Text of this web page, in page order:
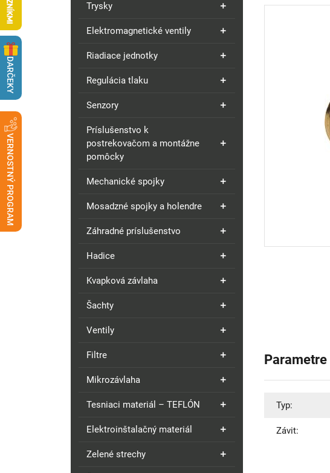
Trysky
Elektromagnetické ventily
Riadiace jednotky
Regulácia tlaku
Senzory
Príslušenstvo k
postrekovačom a montážne
pomôcky
Mechanické spojky
Mosadzné spojky a holendre
Záhradné príslušenstvo
Hadice
Kvapková závlaha
Šachty
Ventily
Filtre
Mikrozávlaha
Tesniaci materiál – TEFLÓN
Elektroinštalačný materiál
Zelené strechy
Parametre
Typ:
Závit:
DARČEKY
VERNOSTNÝ PROGRAM